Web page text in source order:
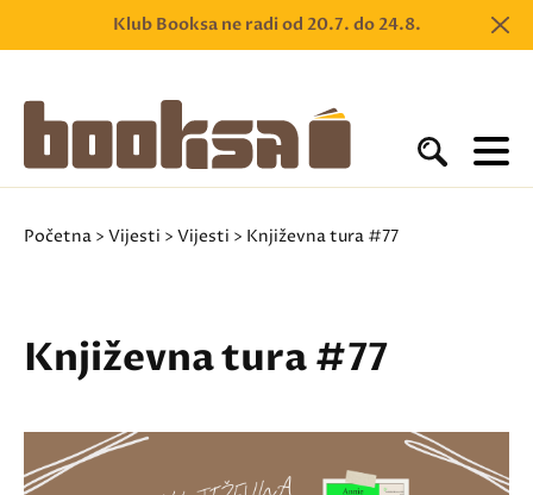
Klub Booksa ne radi od 20.7. do 24.8.
Početna > Vijesti > Vijesti > Književna tura #77
Književna tura #77